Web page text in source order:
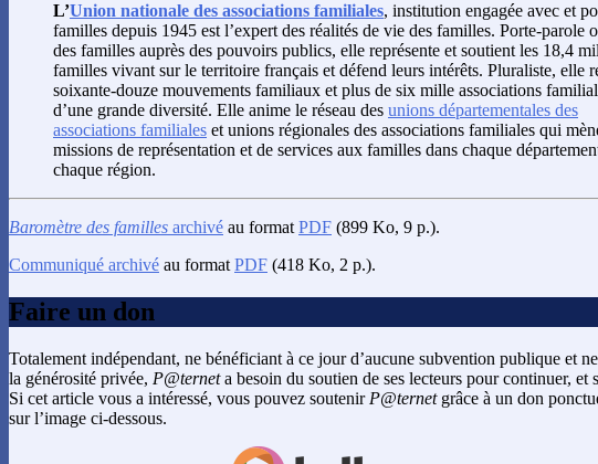
L’Union nationale des associations familiales, institution engagée avec et
familles depuis 1945 est l’expert des réalités de vie des familles. Porte-parole
des familles auprès des pouvoirs publics, elle représente et soutient les 18,4
familles vivant sur le territoire français et défend leurs intérêts. Pluraliste, elle
soixante-douze mouvements familiaux et plus de six mille associations
d’une grande diversité. Elle anime le réseau des unions départementales des
associations familiales et unions régionales des associations familiales qui
missions de représentation et de services aux familles dans chaque
chaque région.
Baromètre des familles archivé au format PDF (899 Ko, 9 p.).
Communiqué archivé au format PDF (418 Ko, 2 p.).
Faire un don
Totalement indépendant, ne bénéficiant à ce jour d’aucune subvention publique et
la générosité privée, P@terneta besoin du soutien de ses lecteurs pour continuer, et
Si cet article vous a intéressé, vous pouvez soutenir P@ternetgrâce à un don
sur l’image ci-dessous.